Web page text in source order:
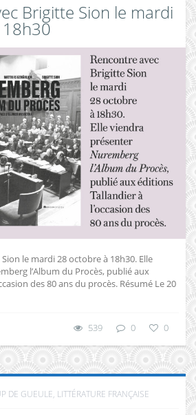
Brigitte Sion le mardi
le mardi 28 octobre à 18h30. Elle
l’Album du Procès, publié aux
des 80 ans du procès. Résumé Le 20
539 0 0
DE GUEULE, LITTÉRATURE FRANÇAISE